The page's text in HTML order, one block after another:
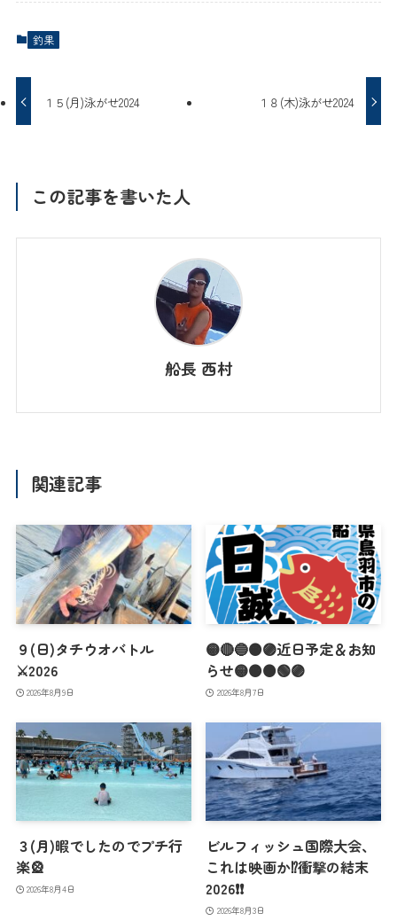
釣果
１５(月)泳がせ2024 １８(木)泳がせ2024
この記事を書いた人
船長 西村
関連記事
９(日)タチウオバトル
⚔️2026
2026年8月9日
🟡🔴🔵🟠🟣近日予定＆お知
らせ🟡🟠🟤🟢🟣
2026年8月7日
３(月)暇でしたのでプチ行
楽🎡
2026年8月4日
ビルフィッシュ国際大会、
これは映画か⁉️衝撃の結末
2026❗️❗️
2026年8月3日